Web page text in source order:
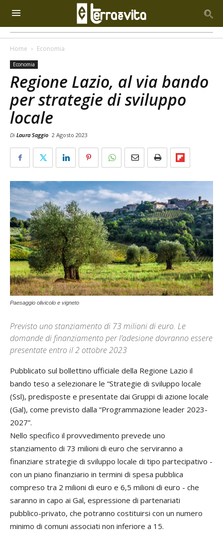
Home Economia
Economia
Regione Lazio, al via bando
per strategie di sviluppo
locale
Di Laura Saggio 2 Agosto 2023
Paesaggio olivicolo e vigneto
Previsto uno stanziamento di 73 milioni di euro. Le
domande di finanziamento per l’adesione dovranno essere
presentate entro il 2 ottobre 2023
Pubblicato sul bollettino ufficiale della Regione Lazio il
bando teso a selezionare le “Strategie di sviluppo locale
(Ssl), predisposte e presentate dai Gruppi di azione locale
(Gal), come previsto dalla “Programmazione leader 2023-
2027”.
Nello specifico il provvedimento prevede uno
stanziamento di 73 milioni di euro che serviranno a
finanziare strategie di sviluppo locale di tipo partecipativo -
con un piano finanziario in termini di spesa pubblica
compreso tra 2 milioni di euro e 6,5 milioni di euro - che
saranno in capo ai Gal, espressione di partenariati
pubblico-privato, che potranno costituirsi con un numero
minimo di comuni associati non inferiore a 15.